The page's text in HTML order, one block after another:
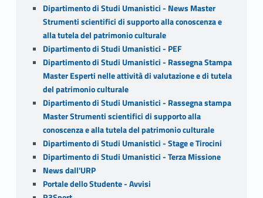
Dipartimento di Studi Umanistici - News Master
Strumenti scientifici di supporto alla conoscenza e
alla tutela del patrimonio culturale
Dipartimento di Studi Umanistici - PEF
Dipartimento di Studi Umanistici - Rassegna Stampa
Master Esperti nelle attività di valutazione e di tutela
del patrimonio culturale
Dipartimento di Studi Umanistici - Rassegna stampa
Master Strumenti scientifici di supporto alla
conoscenza e alla tutela del patrimonio culturale
Dipartimento di Studi Umanistici - Stage e Tirocini
Dipartimento di Studi Umanistici - Terza Missione
News dall'URP
Portale dello Studente - Avvisi